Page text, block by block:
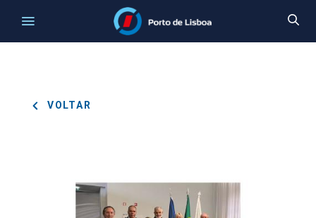
VOLTAR